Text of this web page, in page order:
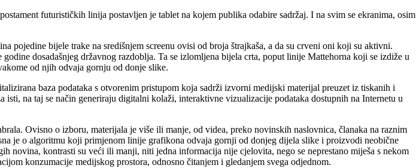
futurističkih linija postavljen je tablet na kojem publika odabire sadržaj. I na svim se ekranima, osim
pojedine bijele trake na središnjem screenu ovisi od broja štrajkaša, a da su crveni oni koji su aktivni.
dosadašnjeg državnog razdoblja. Ta se izlomljena bijela crta, poput linije Mattehorna koji se izdiže u
od njih odvaja gornju od donje slike.
baza podataka s otvorenim pristupom koja sadrži izvorni medijski materijal preuzet iz tiskanih i
na taj se način generiraju digitalni kolaži, interaktivne vizualizacije podataka dostupnih na Internetu u
Ovisno o izboru, materijala je više ili manje, od videa, preko novinskih naslovnica, članaka na raznim
je o algoritmu koji primjenom linije grafikona odvaja gornji od donjeg dijela slike i proizvodi neobične
novina, kontrasti su veći ili manji, niti jedna informacija nije cjelovita, nego se neprestano miješa s nekom
konzumacije medijskog prostora, odnosno čitanjem i gledanjem svega odjednom.